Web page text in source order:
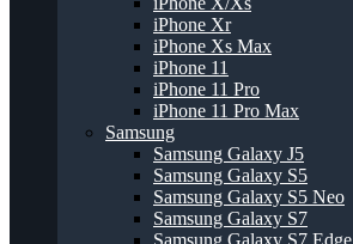
iPhone Xr
iPhone Xs Max
iPhone 11
iPhone 11 Pro
iPhone 11 Pro Max
Samsung
Samsung Galaxy J5
Samsung Galaxy S5
Samsung Galaxy S5 Neo
Samsung Galaxy S7
Samsung Galaxy S7 Edge